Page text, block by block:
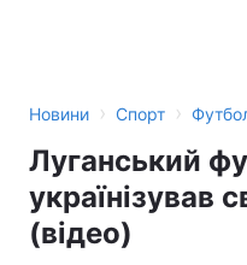
Новини › Спорт ›
Луганський
українізував
(відео)